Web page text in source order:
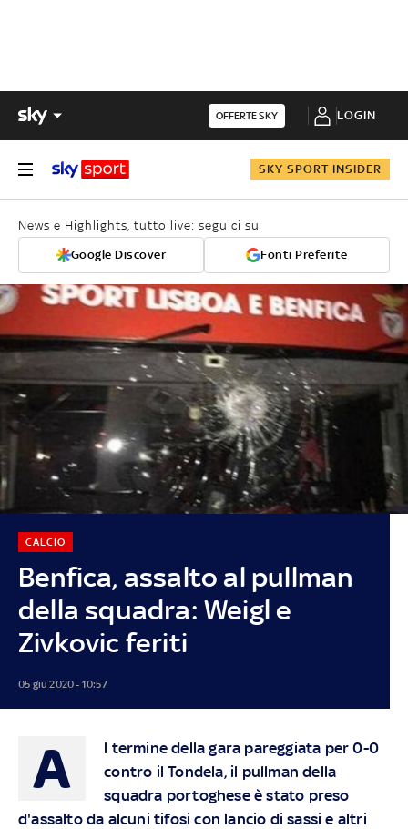
OFFERTE SKY LOGIN
SKY SPORT INSIDER
News e Highlights, tutto live: seguici su
Google Discover Fonti Preferite
Benfica, assalto al pullman
della squadra: Weigl e
Zivkovic feriti
CALCIO
05 giu 2020 - 10:57
A
l termine della gara pareggiata per 0-0
contro il Tondela, il pullman della
squadra portoghese è stato preso
d'assalto da alcuni tifosi con lancio di sassi e altri